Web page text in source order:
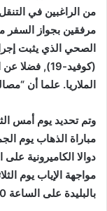
الصحي الذي يثبت
(كوفيد-19),
الملاريا. علما أن
وتم تحديد يوم أمس
بالبليدة على الساعة 30 ر20.